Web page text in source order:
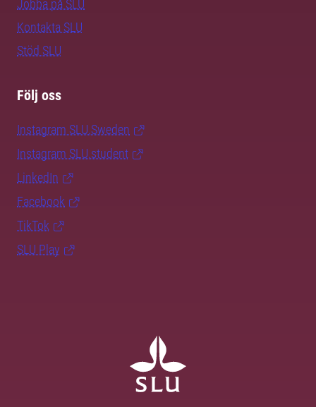
Jobba på SLU
Kontakta SLU
Stöd SLU
Följ oss
Instagram SLU.Sweden
Instagram SLU.student
LinkedIn
Facebook
TikTok
SLU Play